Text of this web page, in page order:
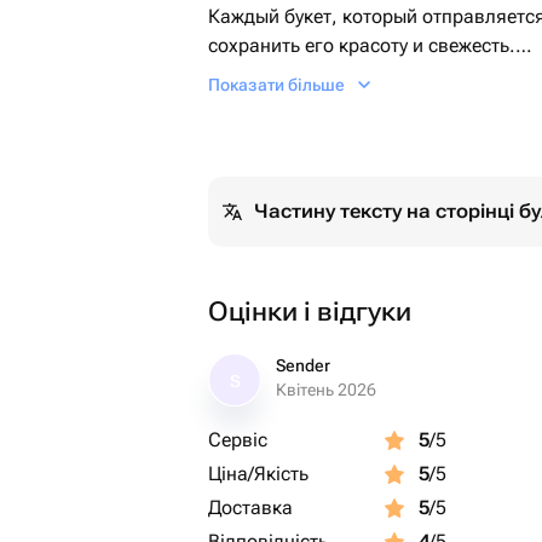
Каждый букет, который
сохранить его красоту и свежесть.
- ОБЯЗАТЕЛЬНО к букету мы
поднять настроение близкому
мгновениями счастья!
Показати більше
Частину тексту на сторінці
Оцінки і відгуки
Sender
Квітень 2026
Сервіс 5/5
Ціна/Якість
5/5
Доставка
5/5